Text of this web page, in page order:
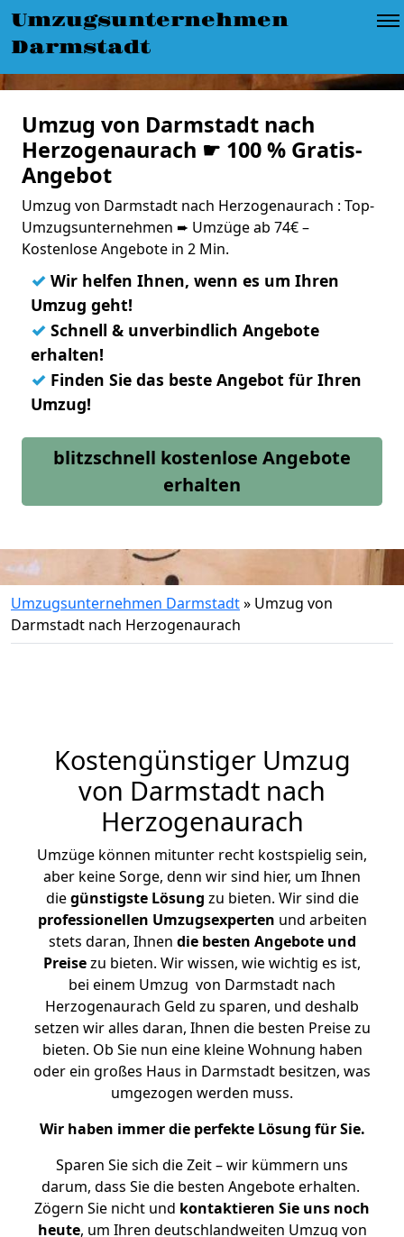
Umzugsunternehmen
Darmstadt
Umzug von Darmstadt nach
Herzogenaurach ☛ 100 % Gratis-
Angebot
Umzug von Darmstadt nach Herzogenaurach : Top-
Umzugsunternehmen ➨ Umzüge ab 74€ –
Kostenlose Angebote in 2 Min.
✓ Wir helfen Ihnen, wenn es um Ihren
Umzug geht!
✓ Schnell & unverbindlich Angebote
erhalten!
✓ Finden Sie das beste Angebot für Ihren
Umzug!
blitzschnell kostenlose Angebote
erhalten
Umzugsunternehmen Darmstadt» Umzug von
Darmstadt nach Herzogenaurach
Kostengünstiger Umzug
von Darmstadt nach
Herzogenaurach
Umzüge können mitunter recht kostspielig sein,
aber keine Sorge, denn wir sind hier, um Ihnen
diegünstigste Lösung zu bieten. Wir sind die
professionellen Umzugsexperten und arbeiten
stets daran, Ihnen die besten Angebote und
Preisezu bieten. Wir wissen, wie wichtig es ist,
bei einem Umzug von Darmstadt nach
Herzogenaurach Geld zu sparen, und deshalb
setzen wir alles daran, Ihnen die besten Preise zu
bieten. Ob Sie nun eine kleine Wohnung haben
oder ein großes Haus in Darmstadt besitzen, was
umgezogen werden muss.
Wir haben immer die perfekte Lösung für Sie.
Sparen Sie sich die Zeit – wir kümmern uns
darum, dass Sie die besten Angebote erhalten.
Zögern Sie nicht und kontaktieren Sie uns noch
heute, um Ihren deutschlandweiten Umzug von